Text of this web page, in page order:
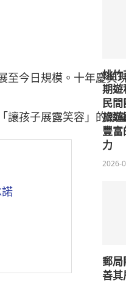
今日規模。十年慶
孩子展露笑容」的
桃竹
期
民間
旅遊
豐富
力
2026-
郵局
善其